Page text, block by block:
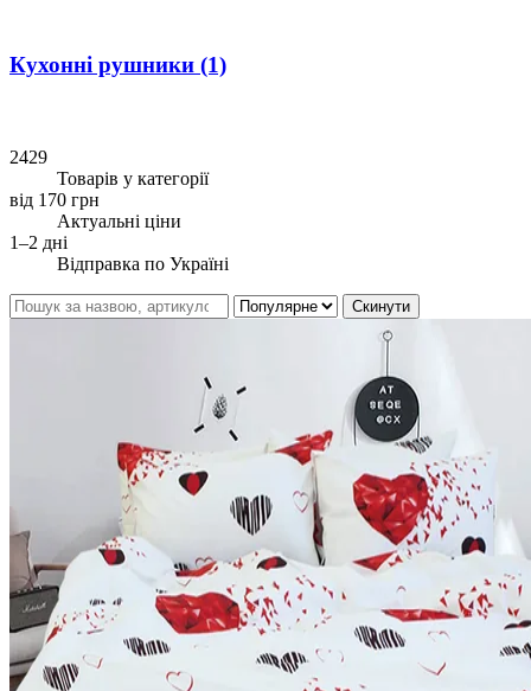
Кухонні рушники (1)
2429
Товарів у категорії
від 170 грн
Актуальні ціни
1–2 дні
Відправка по Україні
Скинути